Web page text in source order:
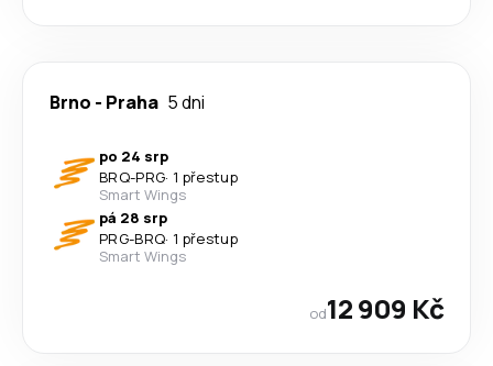
Brno - Praha 5 dni
po 24 srp
BRQ-PRG· 1 přestup
Smart Wings
pá 28 srp
PRG-BRQ· 1 přestup
Smart Wings
od12 909 Kč